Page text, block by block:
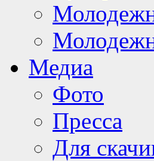
Медиа
Фото
Пресса
Для